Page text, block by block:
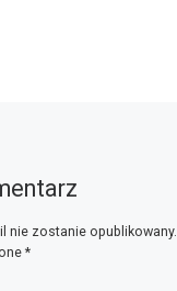
nie zostanie opublikowany.
*